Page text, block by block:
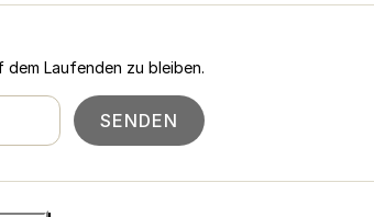
dem Laufenden zu bleiben.
SENDEN